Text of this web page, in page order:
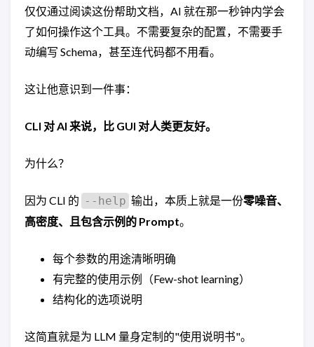
仅仅通过阅读这份帮助文档，AI 就在那一秒钟内学会
了如何操作这个工具。不需要复杂的配置，不需要手
动编写 Schema，甚至连代码都不用看。
这让他意识到一件事：
CLI 对 AI 来说，比 GUI 对人类更友好。
为什么？
因为 CLI 的 --help 输出，本质上就是一份零噪音、
高密度、且包含示例的 Prompt。
每个参数的用途清晰明确
有完整的使用示例（Few-shot learning）
结构化的选项说明
这简直就是为 LLM 量身定制的"使用说明书"。